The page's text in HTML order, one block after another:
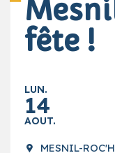
fête !
LUN.
14
AOUT.
MESNIL-ROC'H